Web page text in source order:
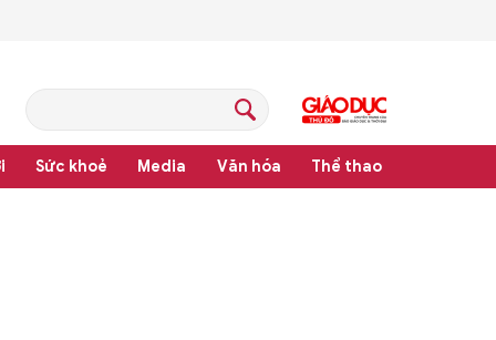
Sức khoẻ Media Văn hóa Thể thao